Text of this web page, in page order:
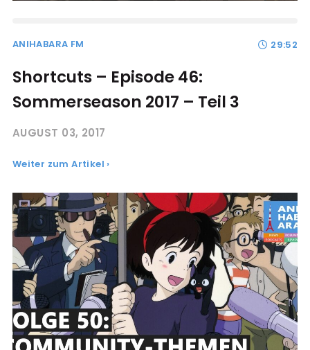
ANIHABARA FM 29:52
Shortcuts – Episode 46:
Sommerseason 2017 – Teil 3
AUGUST 03, 2017
Weiter zum Artikel ›